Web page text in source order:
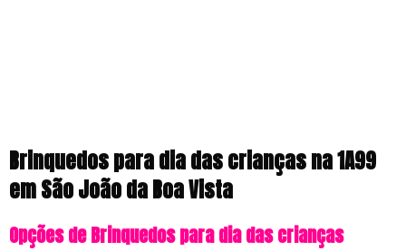
Brinquedos para dia das crianças na 1A99
em São João da Boa Vista
Opções de Brinquedos para dia das crianças